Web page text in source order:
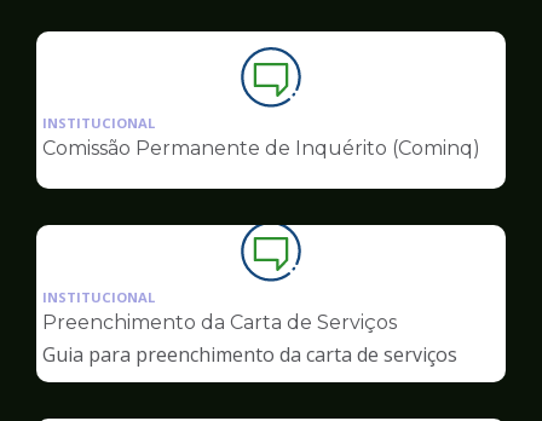
Ilustração
da
pagina
Ouvidoria
INSTITUCIONAL
Comissão Permanente de Inquérito (Cominq)
Ilustração
da
pagina
de
Ouvidoria
INSTITUCIONAL
Preenchimento da Carta de Serviços
Guia para preenchimento da carta de serviços